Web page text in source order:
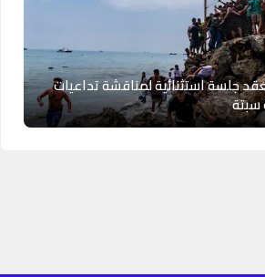
جلسة استثنائية لمناقشة تداعيات
سبتة